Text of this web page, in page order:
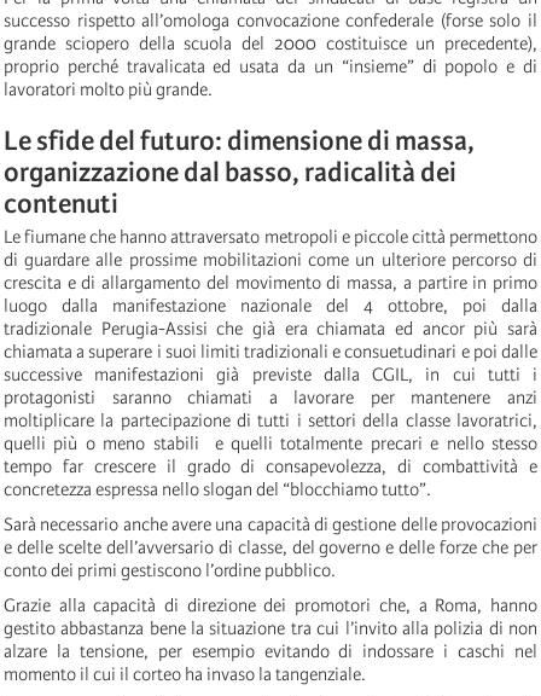
successo rispetto all’omologa convocazione confederale (forse solo il
grande sciopero della scuola del 2000 costituisce un precedente),
proprio perché travalicata ed usata da un “insieme” di popolo e di
lavoratori molto più grande.
Le sfide del futuro: dimensione di massa,
organizzazione dal basso, radicalità dei
contenuti
Le fiumane che hanno attraversato metropoli e piccole città permettono
di guardare alle prossime mobilitazioni come un ulteriore percorso di
crescita e di allargamento del movimento di massa, a partire in primo
luogo dalla manifestazione nazionale del 4 ottobre, poi dalla
tradizionale Perugia-Assisi che già era chiamata ed ancor più sarà
chiamata a superare i suoi limiti tradizionali e consuetudinari e poi dalle
successive manifestazioni già previste dalla CGIL, in cui tutti i
protagonisti saranno chiamati a lavorare per mantenere anzi
moltiplicare la partecipazione di tutti i settori della classe lavoratrici,
quelli più o meno stabili e quelli totalmente precari e nello stesso
tempo far crescere il grado di consapevolezza, di combattività e
concretezza espressa nello slogan del “blocchiamo tutto”.
Sarà necessario anche avere una capacità di gestione delle provocazioni
e delle scelte dell’avversario di classe, del governo e delle forze che per
conto dei primi gestiscono l’ordine pubblico.
Grazie alla capacità di direzione dei promotori che, a Roma, hanno
gestito abbastanza bene la situazione tra cui l’invito alla polizia di non
alzare la tensione, per esempio evitando di indossare i caschi nel
momento il cui il corteo ha invaso la tangenziale.